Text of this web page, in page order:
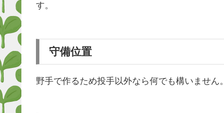
す。
守備位置
野手で作るため投手以外なら何でも構いません。